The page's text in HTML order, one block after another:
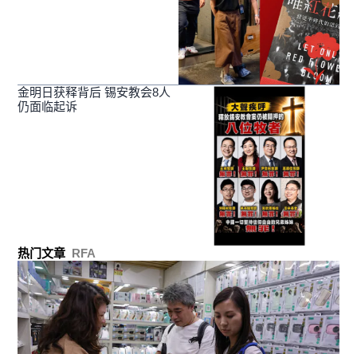
金明日获释背后 锡安教会8人
仍面临起诉
热门文章 RFA